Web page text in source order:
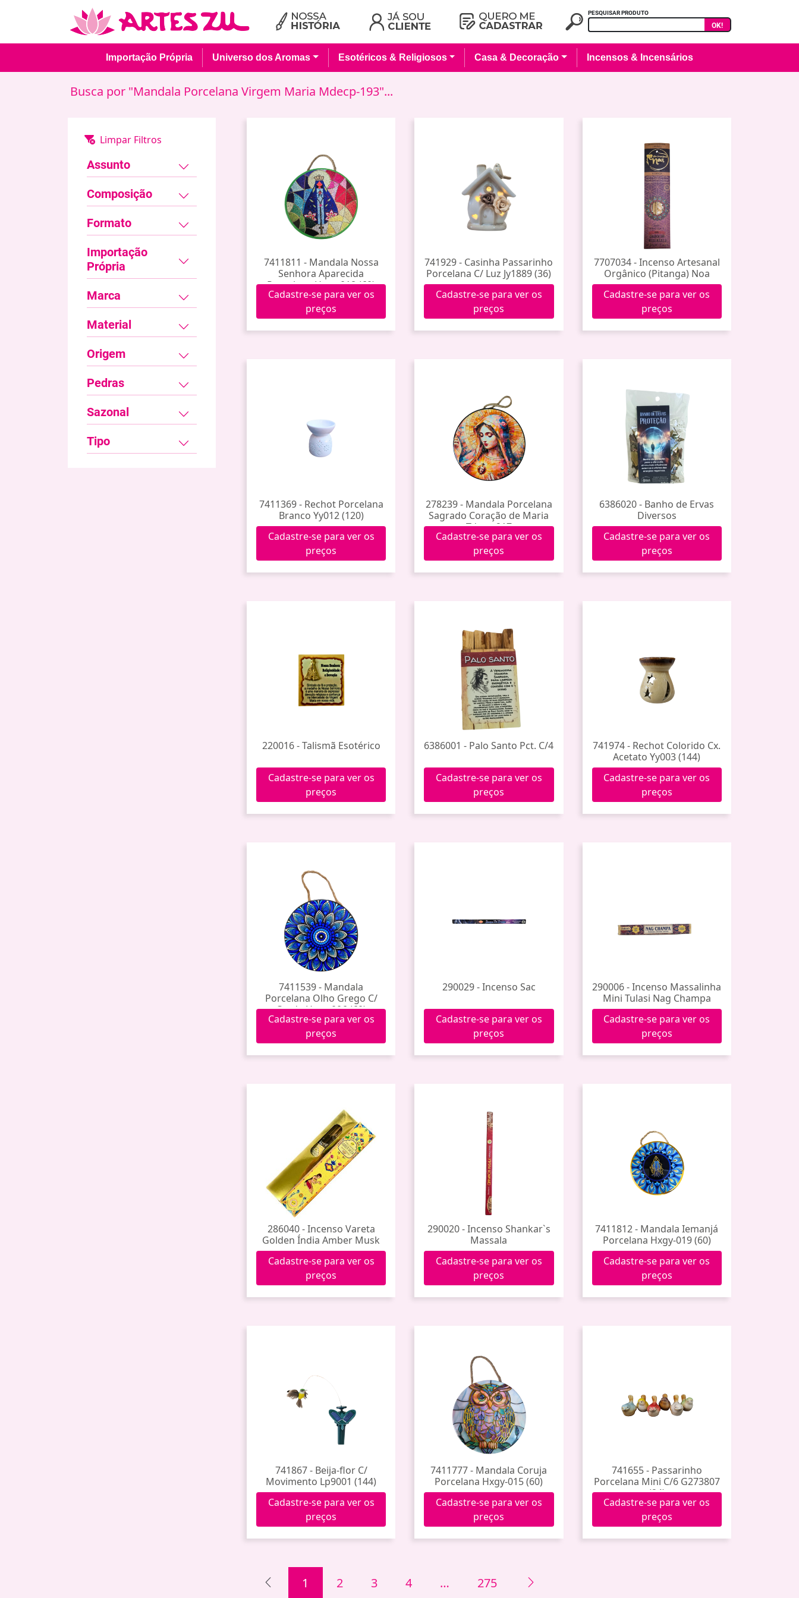
PESQUISAR PRODUTO
OK!
Importação Própria Universo dos Aromas Esotéricos & Religiosos Casa & Decoração Incensos & Incensários
Busca por "Mandala Porcelana Virgem Maria Mdecp-193"...
Assunto
Composição
Formato
Importação
Própria
Marca
Material
Origem
Pedras
Sazonal
Tipo
7411811 - Mandala Nossa
Senhora Aparecida
Porcelana Hxgy-018 (60)
Cadastre-se para ver os
preços
741929 - Casinha Passarinho
Porcelana C/ Luz Jy1889 (36)
Cadastre-se para ver os
preços
7707034 - Incenso Artesanal
Orgânico (Pitanga) Noa
Cadastre-se para ver os
preços
7411369 - Rechot Porcelana
Branco Yy012 (120)
Cadastre-se para ver os
preços
278239 - Mandala Porcelana
Sagrado Coração de Maria
Tdecp-217
Cadastre-se para ver os
preços
6386020 - Banho de Ervas
Diversos
Cadastre-se para ver os
preços
220016 - Talismã Esotérico
Cadastre-se para ver os
preços
6386001 - Palo Santo Pct. C/4
Cadastre-se para ver os
preços
741974 - Rechot Colorido Cx.
Acetato Yy003 (144)
Cadastre-se para ver os
preços
7411539 - Mandala
Porcelana Olho Grego C/
Corda Hxgy-006 (60)
Cadastre-se para ver os
preços
290029 - Incenso Sac
Cadastre-se para ver os
preços
290006 - Incenso Massalinha
Mini Tulasi Nag Champa
Cadastre-se para ver os
preços
286040 - Incenso Vareta
Golden Índia Amber Musk
Cadastre-se para ver os
preços
290020 - Incenso Shankar`s
Massala
Cadastre-se para ver os
preços
7411812 - Mandala Iemanjá
Porcelana Hxgy-019 (60)
Cadastre-se para ver os
preços
741867 - Beija-flor C/
Movimento Lp9001 (144)
Cadastre-se para ver os
preços
7411777 - Mandala Coruja
Porcelana Hxgy-015 (60)
Cadastre-se para ver os
preços
741655 - Passarinho
Porcelana Mini C/6 G273807
(24)
Cadastre-se para ver os
preços
1 2 3 4 … 275